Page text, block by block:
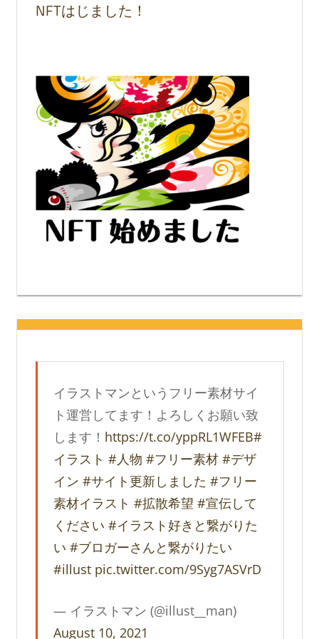
NFTはじました！
イラストマンというフリー素材サイ
ト運営してます！よろしくお願い致
します！ https://t.co/yppRL1WFEB#
イラスト #人物 #フリー素材 #デザ
イン #サイト更新しました #フリー
素材イラスト #拡散希望 #宣伝して
ください #イラスト好きと繋がりた
い #ブロガーさんと繋がりたい
#illust pic.twitter.com/9Syg7ASVrD
— イラストマン (@illust__man)
August 10, 2021